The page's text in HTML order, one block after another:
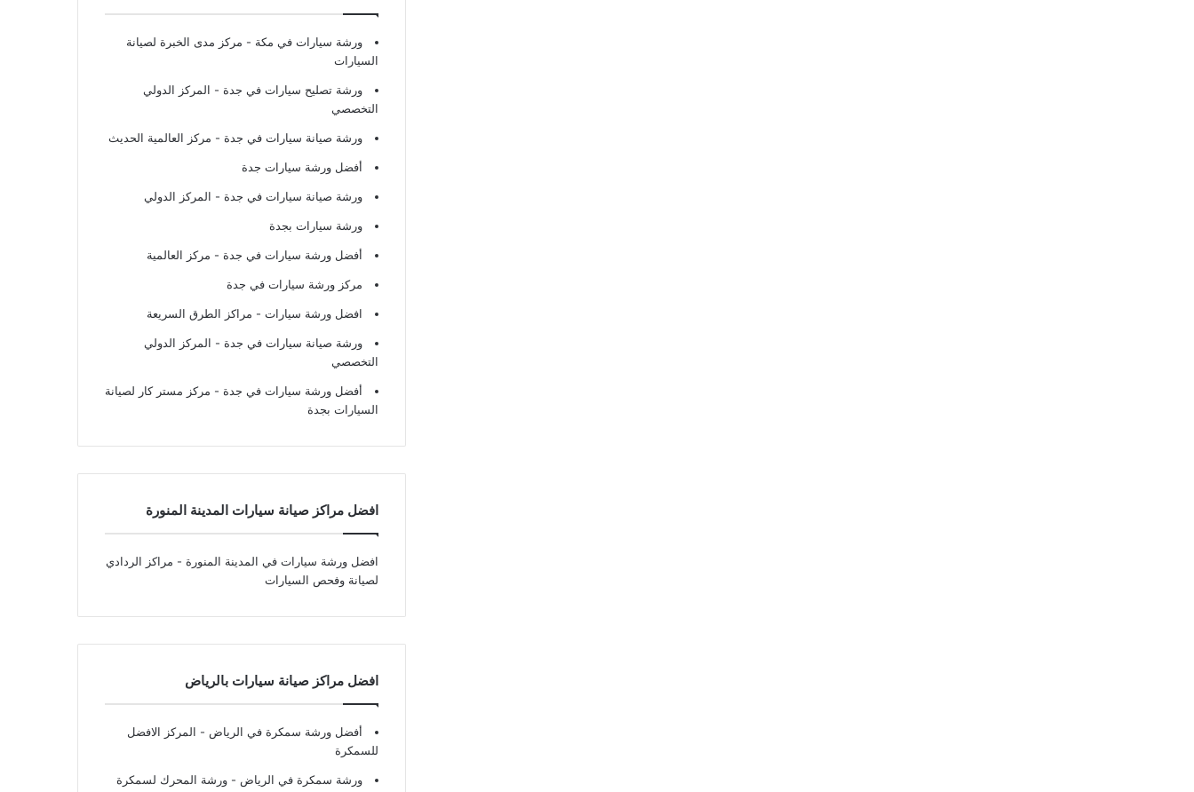
ورشة سيارات في مكة - مركز مدى الخبرة لصيانة
السيارات
ورشة تصليح سيارات في جدة - المركز الدولي
التخصصي
ورشة صيانة سيارات في جدة - مركز العالمية الحديث
أفضل ورشة سيارات جدة
ورشة صيانة سيارات في جدة - المركز الدولي
ورشة سيارات بجدة
أفضل ورشة سيارات في جدة - مركز العالمية
مركز ورشة سيارات في جدة
افضل ورشة سيارات - مراكز الطرق السريعة
ورشة صيانة سيارات في جدة - المركز الدولي
التخصصي
أفضل ورشة سيارات في جدة - مركز مستر كار لصيانة
السيارات بجدة
افضل مراكز صيانة سيارات المدينة المنورة
افضل ورشة سيارات في المدينة المنورة - مراكز الردادي
لصيانة وفحص السيارات
افضل مراكز صيانة سيارات بالرياض
أفضل ورشة سمكرة في الرياض - المركز الافضل
للسمكرة
ورشة سمكرة في الرياض - ورشة المحرك لسمكرة